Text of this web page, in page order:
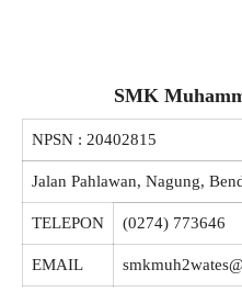
SMK
NPSN : 20402815
Jalan Pahlawan, Nagung,
TELEPON (0274) 773646
EMAIL